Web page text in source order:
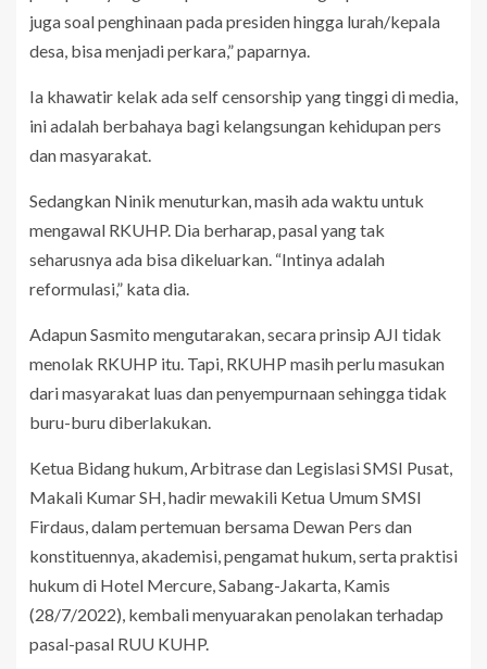
juga soal penghinaan pada presiden hingga lurah/kepala
desa, bisa menjadi perkara,” paparnya.
Ia khawatir kelak ada self censorship yang tinggi di media,
ini adalah berbahaya bagi kelangsungan kehidupan pers
dan masyarakat.
Sedangkan Ninik menuturkan, masih ada waktu untuk
mengawal RKUHP. Dia berharap, pasal yang tak
seharusnya ada bisa dikeluarkan. “Intinya adalah
reformulasi,” kata dia.
Adapun Sasmito mengutarakan, secara prinsip AJI tidak
menolak RKUHP itu. Tapi, RKUHP masih perlu masukan
dari masyarakat luas dan penyempurnaan sehingga tidak
buru-buru diberlakukan.
Ketua Bidang hukum, Arbitrase dan Legislasi SMSI Pusat,
Makali Kumar SH, hadir mewakili Ketua Umum SMSI
Firdaus, dalam pertemuan bersama Dewan Pers dan
konstituennya, akademisi, pengamat hukum, serta praktisi
hukum di Hotel Mercure, Sabang-Jakarta, Kamis
(28/7/2022), kembali menyuarakan penolakan terhadap
pasal-pasal RUU KUHP.